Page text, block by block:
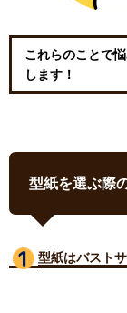
これらのことで
します！
型紙を選ぶ際
型紙はバスト